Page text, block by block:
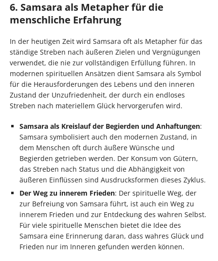
6. Samsara als Metapher für die
menschliche Erfahrung
In der heutigen Zeit wird Samsara oft als Metapher für das
ständige Streben nach äußeren Zielen und Vergnügungen
verwendet, die nie zur vollständigen Erfüllung führen. In
modernen spirituellen Ansätzen dient Samsara als Symbol
für die Herausforderungen des Lebens und den inneren
Zustand der Unzufriedenheit, der durch ein endloses
Streben nach materiellem Glück hervorgerufen wird.
Samsara als Kreislauf der Begierden und Anhaftungen:
Samsara symbolisiert auch den modernen Zustand, in
dem Menschen oft durch äußere Wünsche und
Begierden getrieben werden. Der Konsum von Gütern,
das Streben nach Status und die Abhängigkeit von
äußeren Einflüssen sind Ausdrucksformen dieses Zyklus.
Der Weg zu innerem Frieden: Der spirituelle Weg, der
zur Befreiung von Samsara führt, ist auch ein Weg zu
innerem Frieden und zur Entdeckung des wahren Selbst.
Für viele spirituelle Menschen bietet die Idee des
Samsara eine Erinnerung daran, dass wahres Glück und
Frieden nur im Inneren gefunden werden können.